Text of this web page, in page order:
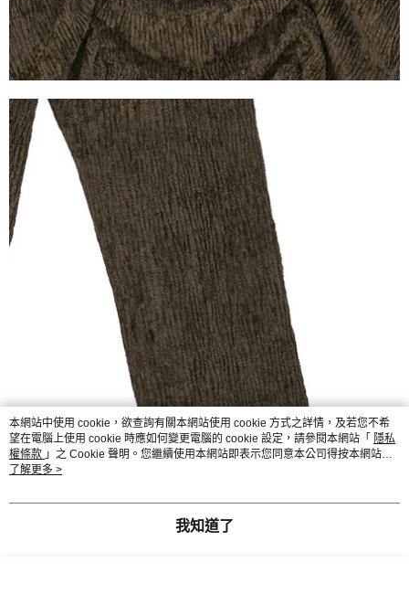
本網站中使用 cookie，欲查詢有關本網站使用 cookie 方式之詳情，及若您不希
望在電腦上使用 cookie 時應如何變更電腦的 cookie 設定，請參閱本網站「 隱私
權條款 」之 Cookie 聲明。您繼續使用本網站即表示您同意本公司得按本網站使
用條款之 Cookie 聲明使用 cookie。
了解更多 >
我知道了